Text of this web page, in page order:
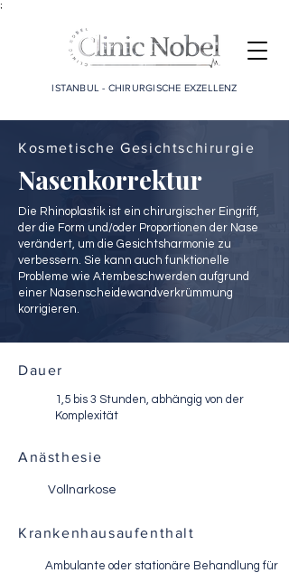
;
ISTANBUL - CHIRURGISCHE EXZELLENZ
Kosmetische Gesichtschirurgie
Nasenkorrektur
Die Rhinoplastik ist ein chirurgischer Eingriff,
der die Form und/oder Proportionen der Nase
verändert, um die Gesichtsharmonie zu
verbessern. Sie kann auch funktionelle
Probleme wie Atembeschwerden aufgrund
einer Nasenscheidewandverkrümmung
korrigieren.
Dauer
1,5 bis 3 Stunden, abhängig von der
Komplexität
Anästhesie
Vollnarkose
Krankenhausaufenthalt
Ambulante oder stationäre Behandlung für